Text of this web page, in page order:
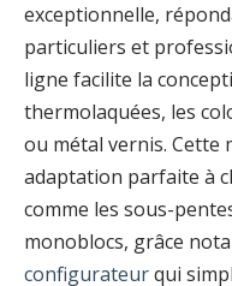
exceptionnelle,
particuliers et
ligne facilite la
thermolaquées, les
ou métal vernis. Cette
adaptation parfaite à
comme les sous-
monoblocs, grâce
configurateurqui